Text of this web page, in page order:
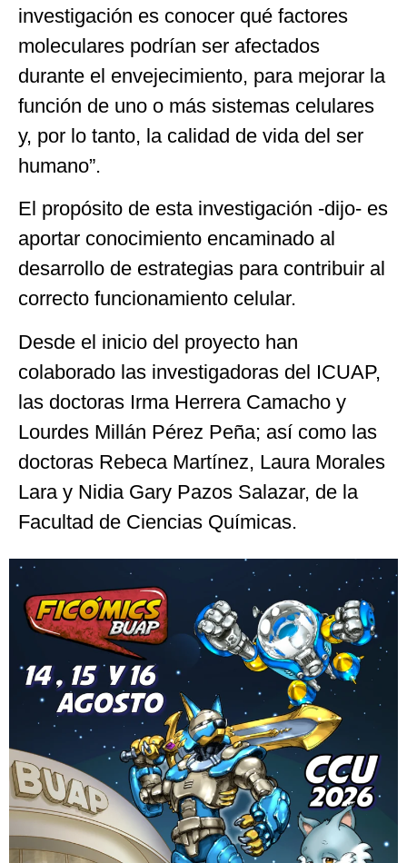
investigación es conocer qué factores
moleculares podrían ser afectados
durante el envejecimiento, para mejorar la
función de uno o más sistemas celulares
y, por lo tanto, la calidad de vida del ser
humano”.
El propósito de esta investigación -dijo- es
aportar conocimiento encaminado al
desarrollo de estrategias para contribuir al
correcto funcionamiento celular.
Desde el inicio del proyecto han
colaborado las investigadoras del ICUAP,
las doctoras Irma Herrera Camacho y
Lourdes Millán Pérez Peña; así como las
doctoras Rebeca Martínez, Laura Morales
Lara y Nidia Gary Pazos Salazar, de la
Facultad de Ciencias Químicas.